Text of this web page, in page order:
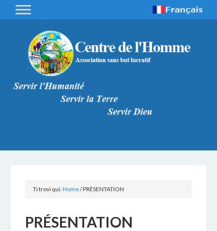
Ti trovi qui:Home/PRÉSENTATION
PRÉSENTATION